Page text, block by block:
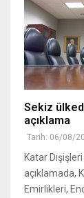
Sekiz
açıklama
Tarih: 06/08/
Katar
açıklamada,
Emirlikleri,